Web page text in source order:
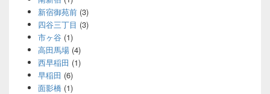
新宿御苑前(3)
四谷三丁目 (3)
市ヶ谷(1)
高田馬場(4)
西早稲田 (1)
早稲田 (6)
面影橋(1)